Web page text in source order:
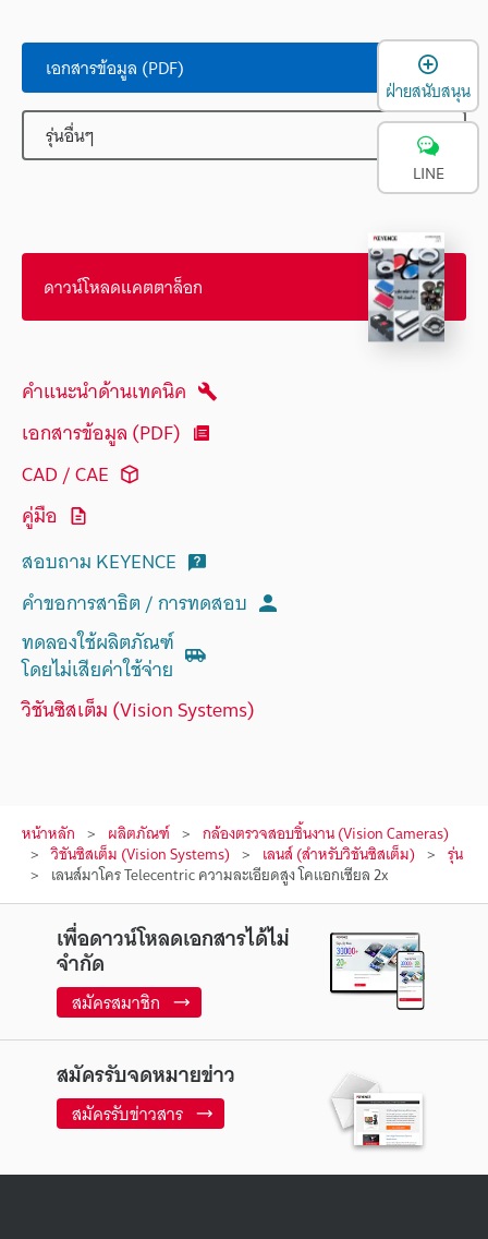
เอกสารข้อมูล (PDF)
รุ่นอื่นๆ
ดาวน์โหลดแคตตาล็อก
คำแนะนำด้านเทคนิค
เอกสารข้อมูล (PDF)
CAD / CAE
คู่มือ
สอบถาม KEYENCE
คำขอการสาธิต / การทดสอบ
ทดลองใช้ผลิตภัณฑ์
โดยไม่เสียค่าใช้จ่าย
วิชันซิสเต็ม (Vision Systems)
หน้าหลัก ผลิตภัณฑ์ กล้องตรวจสอบชิ้นงาน (Vision Cameras)
วิชันซิสเต็ม (Vision Systems) เลนส์ (สำหรับวิชันซิสเต็ม) รุ่น
เลนส์มาโคร Telecentric ความละเอียดสูง โคแอกเซียล 2x
เพื่อดาวน์โหลดเอกสารได้ไม่
จำกัด
สมัครสมาชิก
สมัครรับจดหมายข่าว
สมัครรับข่าวสาร
ฝ่ายสนับสนุน
LINE